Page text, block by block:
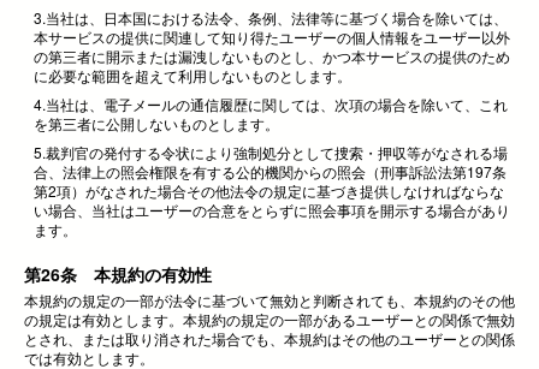
3.当社は、日本国における法令、条例、法律等に基づく場合を除いては、
本サービスの提供に関連して知り得たユーザーの個人情報をユーザー以外
の第三者に開示または漏洩しないものとし、かつ本サービスの提供のため
に必要な範囲を超えて利用しないものとします。
4.当社は、電子メールの通信履歴に関しては、次項の場合を除いて、これ
を第三者に公開しないものとします。
5.裁判官の発付する令状により強制処分として捜索・押収等がなされる場
合、法律上の照会権限を有する公的機関からの照会（刑事訴訟法第197条
第2項）がなされた場合その他法令の規定に基づき提供しなければならな
い場合、当社はユーザーの合意をとらずに照会事項を開示する場合があり
ます。
第26条 本規約の有効性
本規約の規定の一部が法令に基づいて無効と判断されても、本規約のその他
の規定は有効とします。本規約の規定の一部があるユーザーとの関係で無効
とされ、または取り消された場合でも、本規約はその他のユーザーとの関係
では有効とします。